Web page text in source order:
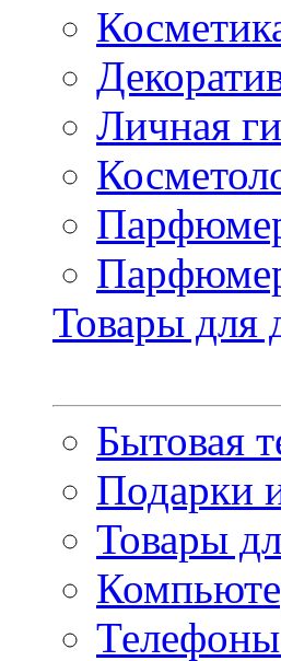
Личная
Товары для
Бытовая
Подарки
Товары